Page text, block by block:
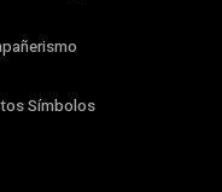
Símbolos